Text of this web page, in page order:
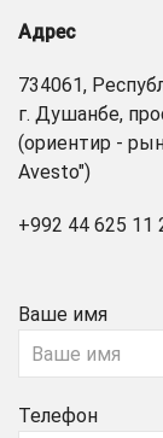
Адрес
734061,
г. Душанбе,
(ориентир -
Avesto")
+992 44 625 11
Ваше имя
Телефон